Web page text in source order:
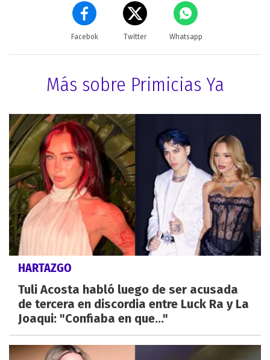
Facebok Twitter Whatsapp
Más sobre Primicias Ya
HARTAZGO
Tuli Acosta habló luego de ser acusada
de tercera en discordia entre Luck Ra y La
Joaqui: "Confiaba en que..."